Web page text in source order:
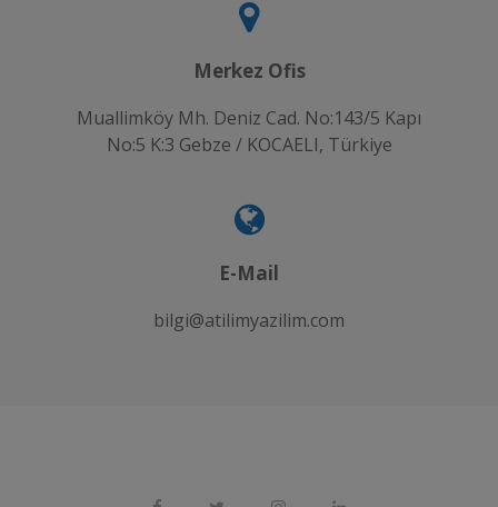
Merkez Ofis
Muallimköy Mh. Deniz Cad. No:143/5 Kapı
No:5 K:3 Gebze / KOCAELI, Türkiye
E-Mail
bilgi@atilimyazilim.com